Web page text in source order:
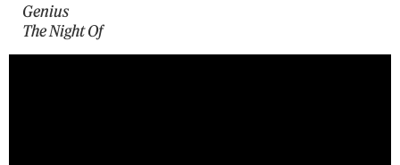
Genius
The Night Of